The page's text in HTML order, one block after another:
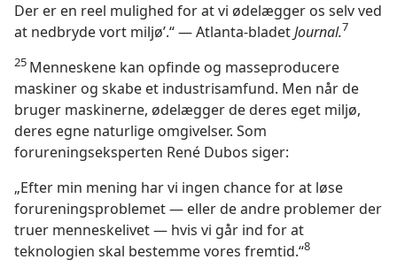
Der er en reel mulighed for at vi ødelægger os selv ved
at nedbryde vort miljø’.“ — Atlanta-bladetJournal.7
25 Menneskene kan opfinde og masseproducere
maskiner og skabe et industrisamfund. Men når de
bruger maskinerne, ødelægger de deres eget miljø,
deres egne naturlige omgivelser. Som
forureningseksperten René Dubos siger:
„Efter min mening har vi ingen chance for at løse
forureningsproblemet — eller de andre problemer der
truer menneskelivet — hvis vi går ind for at
teknologien skal bestemme vores fremtid.“8